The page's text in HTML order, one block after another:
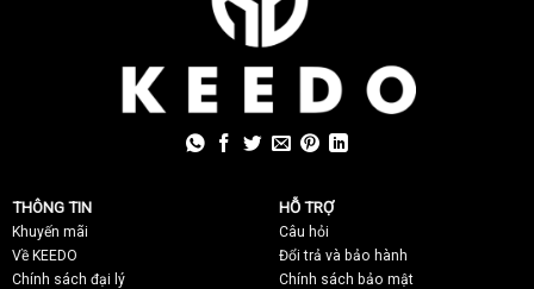
THÔNG TIN
Khuyến mãi
Về KEEDO
Chính sách đại lý
HỖ TRỢ
Câu hỏi
Đổi trả và bảo hành
Chính sách bảo mật